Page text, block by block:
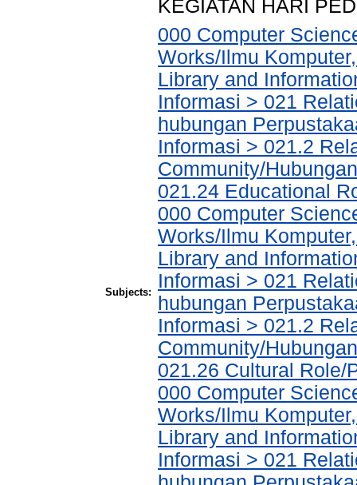
KEGIATAN HARI
Subjects:
000 Computer
Works/Ilmu
Library and
Informasi > 021
hubungan
Informasi > 021.2
Community/
021.24 Educational
000 Computer
Works/Ilmu
Library and
Informasi > 021
hubungan
Informasi > 021.2
Community/
021.26 Cultural Role/
000 Computer
Works/Ilmu
Library and
Informasi > 021